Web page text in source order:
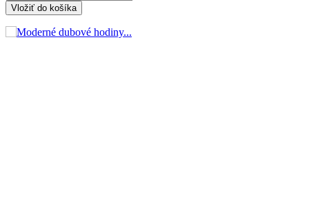
Vložiť do košíka